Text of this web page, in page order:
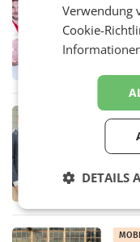
in
Verwendung
Cookie-
DETAILS